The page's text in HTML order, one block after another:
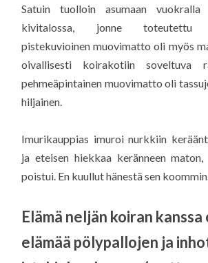
Satuin tuolloin asumaan vuokralla
kivitalossa, jonne toteutettu
pistekuvioinen muovimatto oli myös
oivallisesti koirakotiin soveltuva
pehmeäpintainen muovimatto oli
hiljainen.
Imurikauppias imuroi nurkkiin
ja eteisen hiekkaa keränneen
poistui. En kuullut hänestä sen koommin.
Elämä neljän koiran kanssa
elämää pölypallojen ja